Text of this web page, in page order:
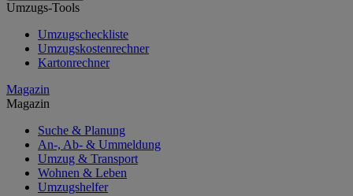
Umzugs-Tools
Umzugscheckliste
Umzugskostenrechner
Kartonrechner
Magazin
Magazin
Suche & Planung
An-, Ab- & Ummeldung
Umzug & Transport
Wohnen & Leben
Umzugshelfer